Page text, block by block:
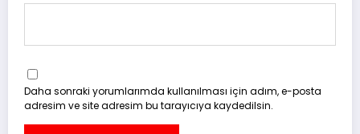
Daha sonraki yorumlarımda kullanılması için adım, e-posta
adresim ve site adresim bu tarayıcıya kaydedilsin.